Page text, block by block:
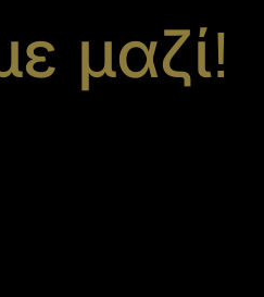
μαζί!